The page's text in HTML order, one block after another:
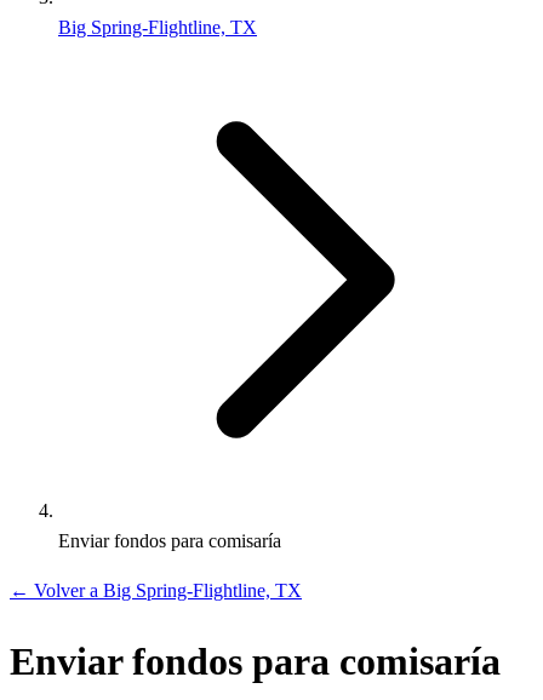
Big Spring-Flightline, TX
Enviar fondos para comisaría
← Volver a Big Spring-Flightline, TX
Enviar fondos para comisaría